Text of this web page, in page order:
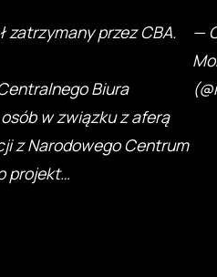
zatrzymany przez CBA.
Biura
w związku z aferą
z Narodowego Centrum
projekt…
—